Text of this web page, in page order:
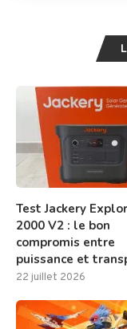
Test Jackery
2000 V2 : le bon
compromis entre
puissance et
22 juillet 2026